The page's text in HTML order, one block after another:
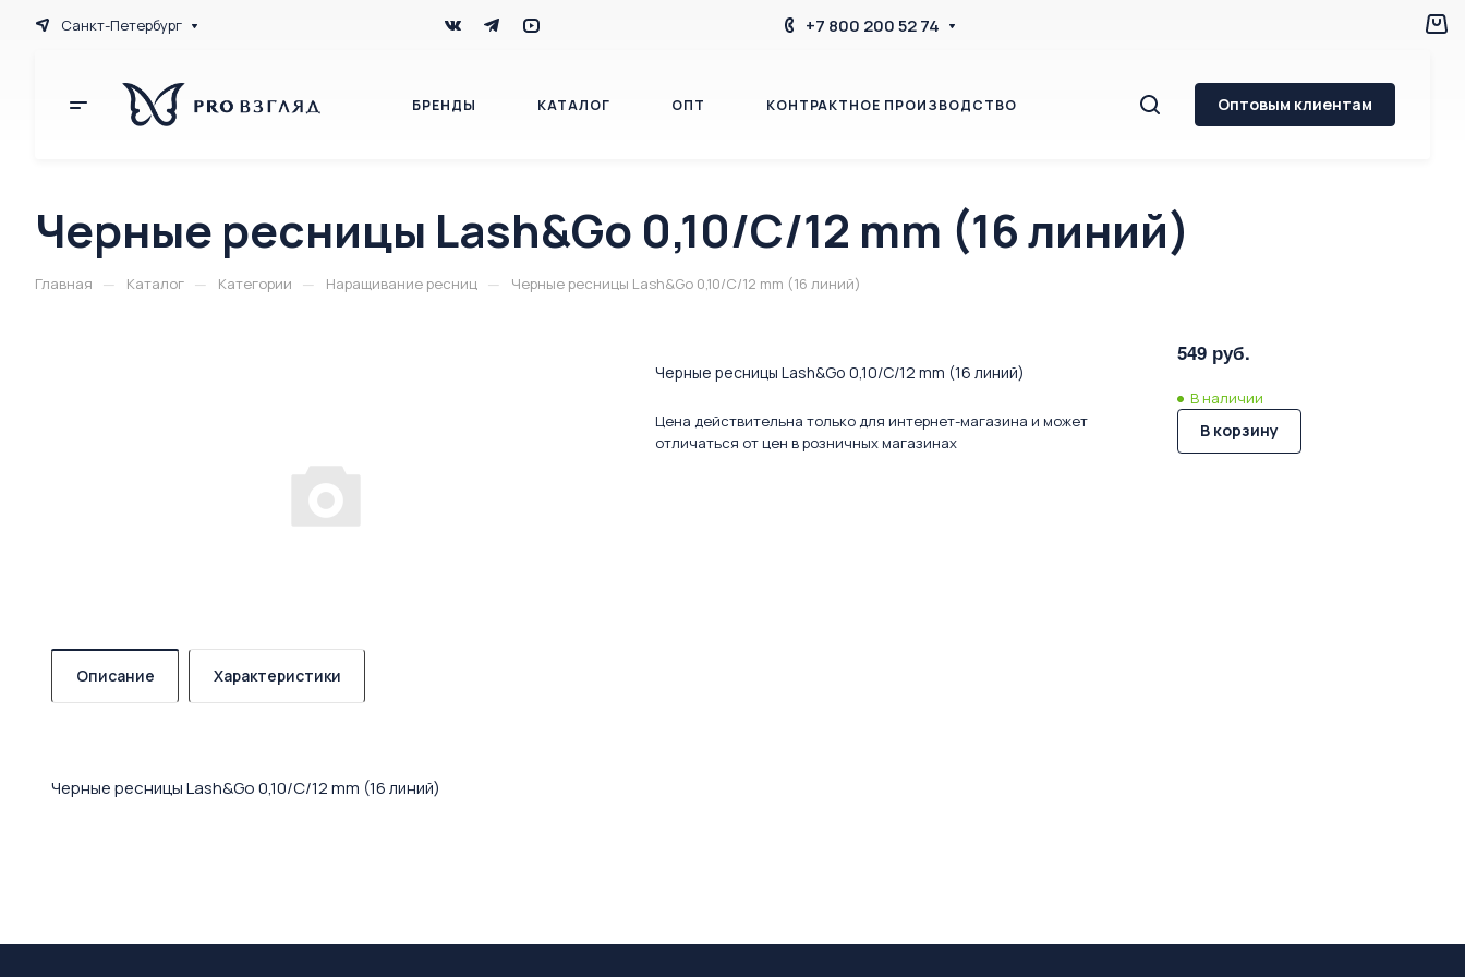
Санкт-Петербург +7 800 200 52 74
БРЕНДЫ КАТАЛОГ ОПТ КОНТРАКТНОЕ ПРОИЗВОДСТВО
БЛОГ КОНТАКТЫ
Оптовым клиентам
Черные ресницы Lash&Go 0,10/C/12 mm (16 линий)
Главная — Каталог — Категории — Наращивание ресниц — Черные ресницы Lash&Go 0,10/C/12 mm (16 линий)
Черные ресницы Lash&Go 0,10/C/12 mm (16 линий)
Цена действительна только для интернет-магазина и может
отличаться от цен в розничных магазинах
549 руб.
В наличии
В корзину
Описание Характеристики
Черные ресницы Lash&Go 0,10/C/12 mm (16 линий)